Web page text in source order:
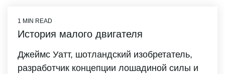
1 MIN READ
История малого двигателя
Джеймс Уатт, шотландский изобретатель,
разработчик концепции лошадиной силы и